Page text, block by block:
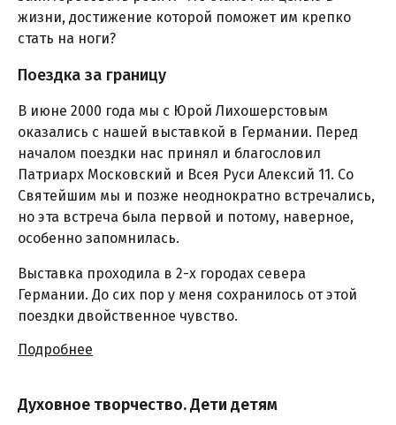
жизни, достижение которой поможет им крепко
стать на ноги?
Поездка за границу
В июне 2000 года мы с Юрой Лихошерстовым
оказались с нашей выставкой в Германии. Перед
началом поездки нас принял и благословил
Патриарх Московский и Всея Руси Алексий 11. Со
Святейшим мы и позже неоднократно встречались,
но эта встреча была первой и потому, наверное,
особенно запомнилась.
Выставка проходила в 2-х городах севера
Германии. До сих пор у меня сохранилось от этой
поездки двойственное чувство.
Подробнее
Духовное творчество. Дети детям